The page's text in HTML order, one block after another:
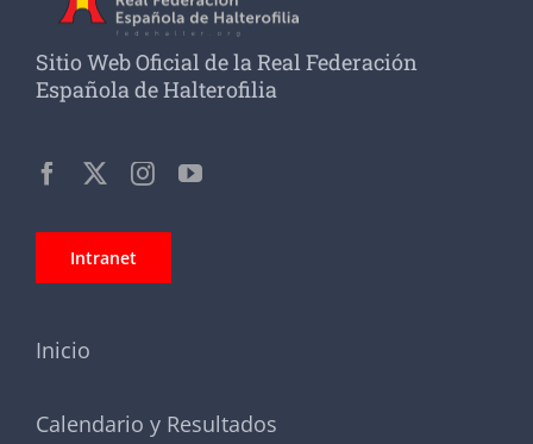
Sitio Web Oficial de la Real Federación
Española de Halterofilia
Intranet
Inicio
Calendario y Resultados